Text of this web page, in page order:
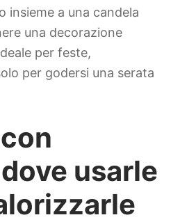
insieme a una candela
una decorazione
per feste,
per godersi una serata
usarle